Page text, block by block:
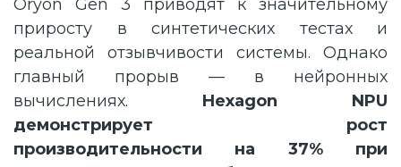
Oryon Gen 3 приводят к значительному
приросту в синтетических тестах и
реальной отзывчивости системы. Однако
главный прорыв — в нейронных
вычислениях. Hexagon NPU
демонстрирует рост
производительности на 37% при